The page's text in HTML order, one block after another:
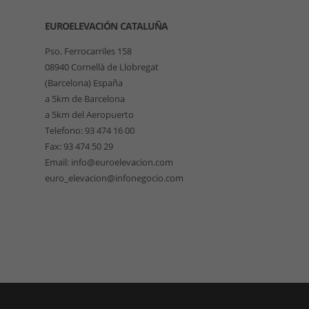
EUROELEVACIÓN CATALUÑA
Pso. Ferrocarriles 158
08940 Cornellà de Llobregat
(Barcelona) España
a 5km de Barcelona
a 5km del Aeropuerto
Telefono: 93 474 16 00
Fax: 93 474 50 29
Email: info@euroelevacion.com
euro_elevacion@infonegocio.com